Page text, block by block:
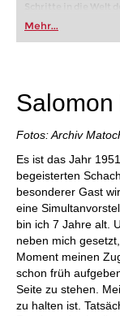
Schritte in die Welt
oder bereits auf
FRITZ trainieren
individueller als je
Mehr...
Salomon
Fotos: Archiv
Es ist das Jahr
begeisterten
besonderer Gast
eine
bin ich 7 Jahre alt.
neben mich
Moment meinen
schon früh
Seite zu stehen.
zu halten ist.